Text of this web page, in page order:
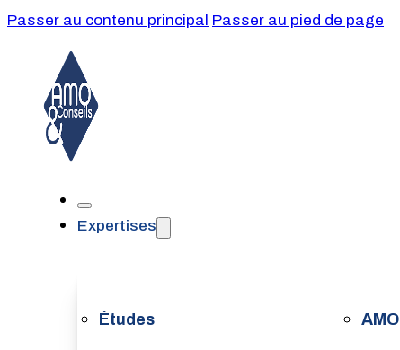
Passer au contenu principal Passer au pied de page
Expertises
Études AMO